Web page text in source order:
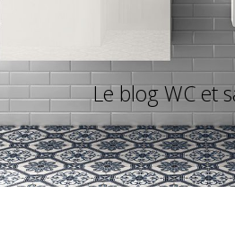
Le blog WC et